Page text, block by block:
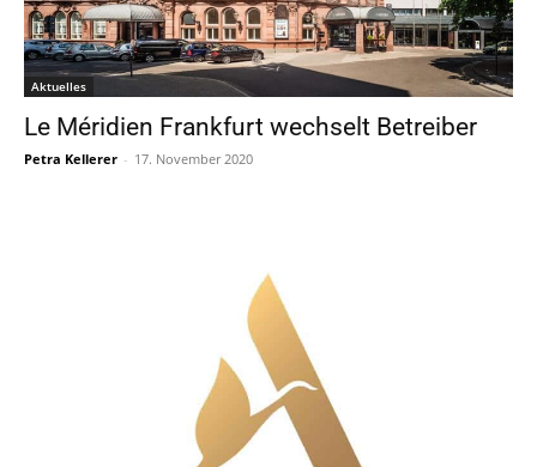
Aktuelles
Le Méridien Frankfurt wechselt Betreiber
Petra Kellerer - 17. November 2020